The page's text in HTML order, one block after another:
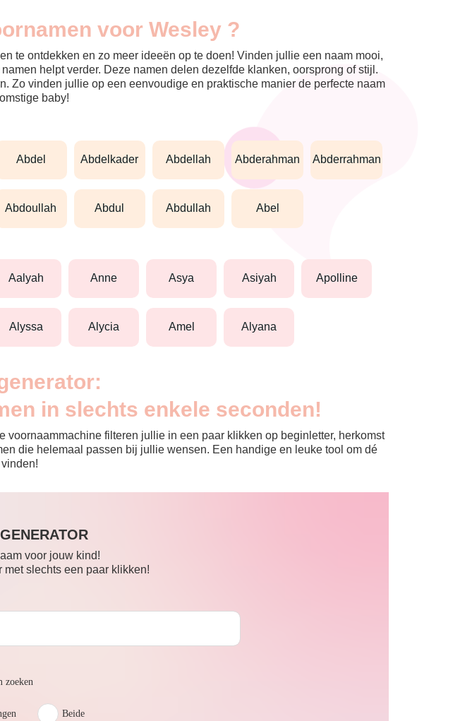
voor Wesley ?
te ontdekken en zo meer ideeën op te doen! Vinden jullie een naam mooi,
helpt verder. Deze namen delen dezelfde klanken, oorsprong of stijl.
Zo vinden jullie op een eenvoudige en praktische manier de perfecte naam
baby!
abdel abdelkader abdellah abderahman abderrahman
abdoullah abdul abdullah abel
aalyah anne asya asiyah apolline
alyssa alycia amel alyana
in slechts enkele seconden!
filteren jullie in een paar klikken op beginletter, herkomst
die helemaal passen bij jullie wensen. Een handige en leuke tool om dé
voor jouw kind!
met slechts een paar klikken!
zoeken
Beide